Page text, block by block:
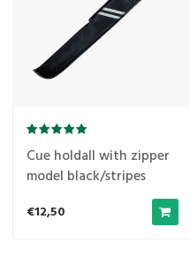
Cue holdall with zipper
model black/stripes
€12,50